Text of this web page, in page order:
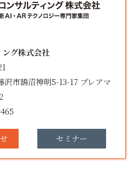
ング株式会社
沢市鵠沼神明5-13-17 プレアマ
セミナー